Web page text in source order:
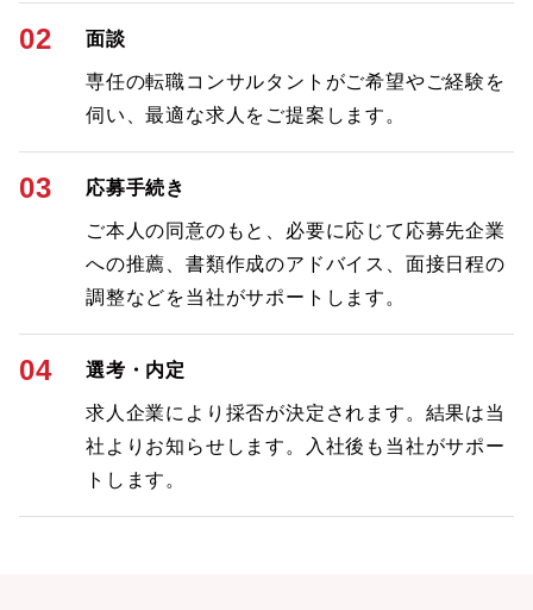
02 面談
専任の転職コンサルタントがご希望やご経験を
伺い、最適な求人をご提案します。
03 応募手続き
ご本人の同意のもと、必要に応じて応募先企業
への推薦、書類作成のアドバイス、面接日程の
調整などを当社がサポートします。
04 選考・内定
求人企業により採否が決定されます。結果は当
社よりお知らせします。入社後も当社がサポー
トします。